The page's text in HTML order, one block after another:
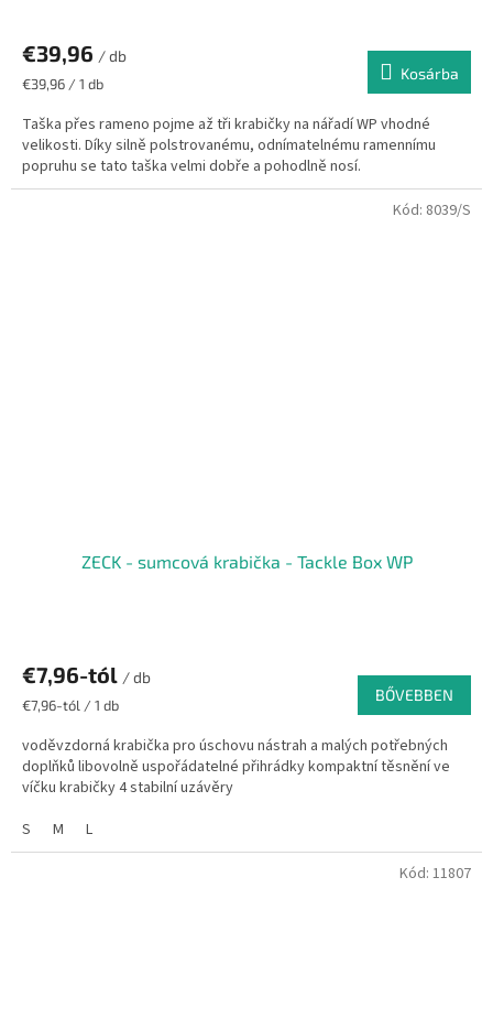
€39,96 / db
Egységár:
€39,96 / 1 db
Kosárba
Taška přes rameno pojme až tři krabičky na nářadí WP vhodné
velikosti. Díky silně polstrovanému, odnímatelnému ramennímu
popruhu se tato taška velmi dobře a pohodlně nosí.
ZECK - sumcová krabička - Tackle Box WP
€7,96-tól / db
Egységár:
€7,96-tól / 1 db
BŐVEBBEN
voděvzdorná krabička pro úschovu nástrah a malých potřebných
doplňků libovolně uspořádatelné přihrádky kompaktní těsnění ve
víčku krabičky 4 stabilní uzávěry
S
M L
Kód: 8039/S
Kód: 11807